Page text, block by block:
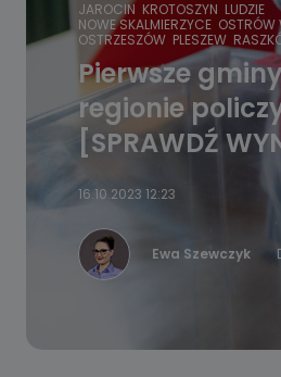
JAROCIN KROTOSZYN LUDZIE
NOWE SKALMIERZYCE OSTRÓW
OSTRZESZÓW PLESZEW
Pierwsze
regionie
[SPRAWDŹ
16.10.2023 12:23
Ewa Szewczyk